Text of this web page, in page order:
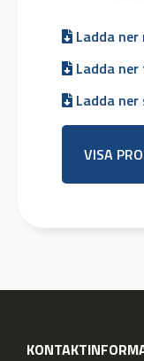
Ladda
Ladda
Ladda
VISA